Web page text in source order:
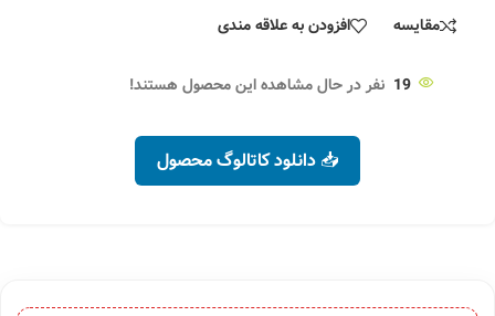
مقایسه افزودن به علاقه مندی
19 نفر در حال مشاهده این محصول هستند!
📥 دانلود کاتالوگ محصول